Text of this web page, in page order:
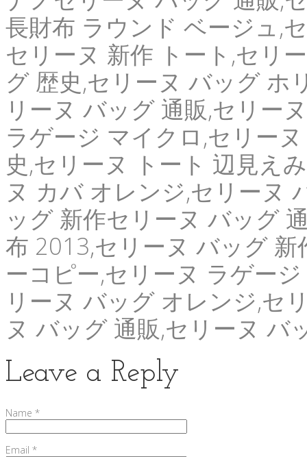
長財布 ラウンド ベージュ,
セリーヌ 新作 トート,セリ
グ 歴史,セリーヌ バッグ ホ
リーヌ バッグ 通販,セリー
ラゲージ マイクロ,セリー
史,セリーヌ トート 辺見え
ヌ カバ オレンジ,セリーヌ
ッグ 新作セリーヌ バッグ
布 2013,セリーヌ バッグ
ーコピー,セリーヌ ラゲー
リーヌ バッグ オレンジ,セ
ヌ バッグ 通販,セリーヌ バ
Leave a Reply
Name *
Email *